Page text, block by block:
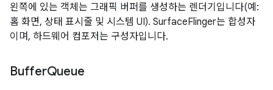
왼쪽에 있는 객체는 그래픽 버퍼를 생성하는 렌더기입니다(예:
홈 화면, 상태 표시줄 및 시스템 UI). SurfaceFlinger는 합성자
이며, 하드웨어 컴포저는 구성자입니다.
BufferQueue